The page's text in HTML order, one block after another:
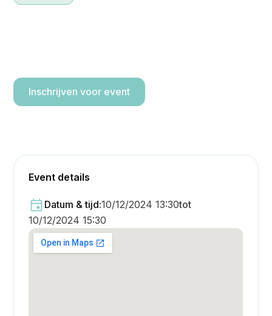
Inschrijven voor event
Event details
Datum & tijd:10/12/2024 13:30tot
10/12/2024 15:30